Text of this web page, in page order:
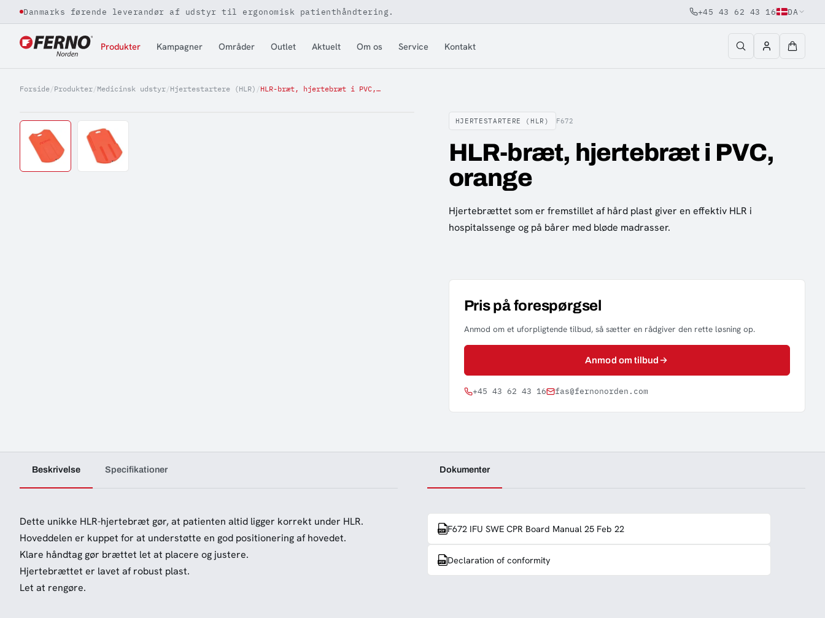
Jump to content
Danmarks førende leverandør af udstyr til ergonomisk patienthåndtering. +45 43 62 43 16 DA
Produkter Kampagner Områder Outlet Aktuelt Om os Service Kontakt
Forside/Produkter/Medicinsk udstyr/Hjertestartere (HLR) / HLR-bræt, hjertebræt i PVC, orange
HJERTESTARTERE (HLR) F672
HLR-bræt, hjertebræt i PVC,
orange
Hjertebrættet som er fremstillet af hård plast giver en effektiv HLR i
hospitalssenge og på bårer med bløde madrasser.
Pris på forespørgsel
Anmod om et uforpligtende tilbud, så sætter en rådgiver den rette løsning op.
Anmod om tilbud
+45 43 62 43 16 fas@fernonorden.com
Beskrivelse Specifikationer
Dette unikke HLR-hjertebræt gør, at patienten altid ligger korrekt under HLR.
Hoveddelen er kuppet for at understøtte en god positionering af hovedet.
Klare håndtag gør brættet let at placere og justere.
Hjertebrættet er lavet af robust plast.
Let at rengøre.
Dokumenter
F672 IFU SWE CPR Board Manual 25 Feb 22
Declaration of conformity